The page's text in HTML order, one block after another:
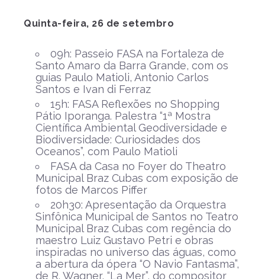
Quinta-feira, 26 de setembro
09h: Passeio FASA na Fortaleza de
Santo Amaro da Barra Grande, com os
guias Paulo Matioli, Antonio Carlos
Santos e Ivan di Ferraz
15h: FASA Reflexões no Shopping
Pátio Iporanga. Palestra “1ª Mostra
Científica Ambiental Geodiversidade e
Biodiversidade: Curiosidades dos
Oceanos”, com Paulo Matioli
FASA da Casa no Foyer do Theatro
Municipal Braz Cubas com exposição de
fotos de Marcos Piffer
20h30: Apresentação da Orquestra
Sinfônica Municipal de Santos no Teatro
Municipal Braz Cubas com regência do
maestro Luiz Gustavo Petri e obras
inspiradas no universo das águas, como
a abertura da ópera “O Navio Fantasma”,
de R. Wagner, “La Mer”, do compositor